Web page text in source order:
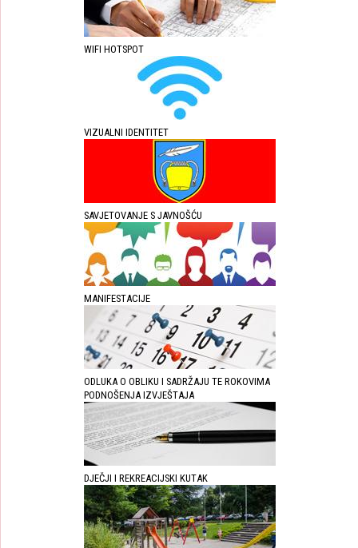
WIFI HOTSPOT
VIZUALNI IDENTITET
SAVJETOVANJE S JAVNOŠĆU
MANIFESTACIJE
ODLUKA O OBLIKU I SADRŽAJU TE ROKOVIMA
PODNOŠENJA IZVJEŠTAJA
DJEČJI I REKREACIJSKI KUTAK